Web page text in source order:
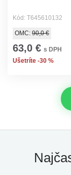
Kód: T645610132
OMC: 90,0 €
63,0 € s DPH
Ušetríte -30 %